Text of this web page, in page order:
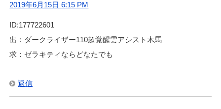
2019年6月15日 6:15 PM
ID:177722601
出：ダークライザー110超覚醒雲アシスト木馬
求：ゼラキティならどなたでも
返信